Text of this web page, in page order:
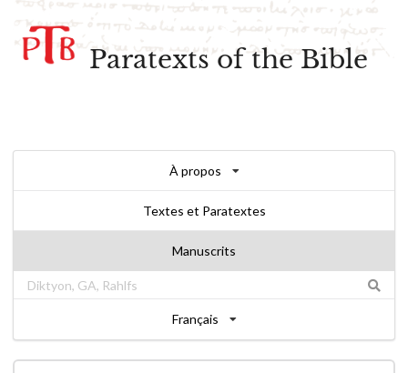
Paratexts of the Bible
À propos
Textes et Paratextes
Manuscrits
Français